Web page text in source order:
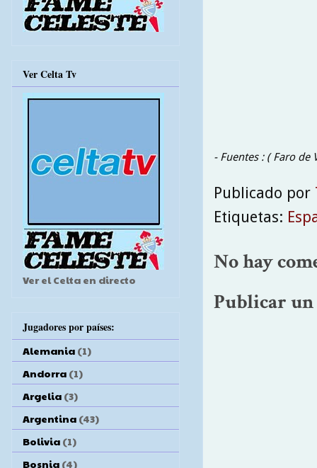
- Fuentes : ( Faro de
Publicado por
Etiquetas:
No hay
Publicar
Ver Celta Tv
Ver el Celta en directo
Jugadores por países:
Alemania (1)
Andorra (1)
Argelia (3)
Argentina (43)
Bolivia (1)
Bosnia (4)